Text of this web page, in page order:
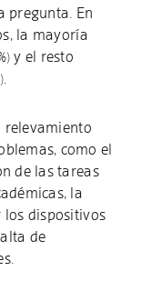
pregunta. En
la mayoría
y el resto
relevamiento
como el
de las tareas
la
los dispositivos
de